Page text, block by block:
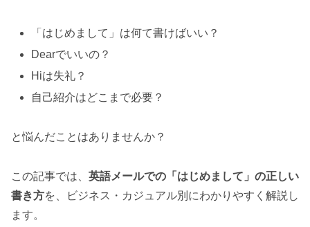
「はじめまして」は何て書けばいい？
Dearでいいの？
Hiは失礼？
自己紹介はどこまで必要？
と悩んだことはありませんか？
この記事では、 英語メールでの「はじめまして」の正しい
書き方を、ビジネス・カジュアル別にわかりやすく解説し
ます。